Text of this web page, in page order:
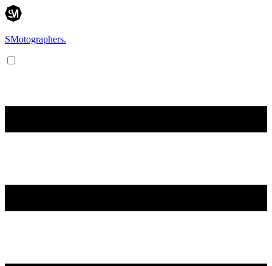
SMotographers.